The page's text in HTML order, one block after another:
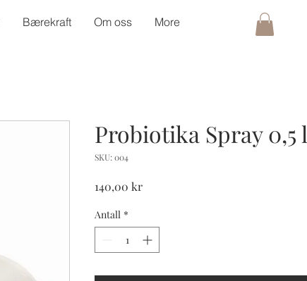
Bærekraft Om oss More
Probiotika Spray 0,5 l
SKU: 004
140,00 krPris
Antall *